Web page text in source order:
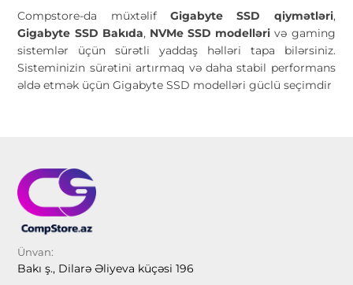
Compstore-da müxtəlif Gigabyte SSD qiymətləri,
Gigabyte SSD Bakıda, NVMe SSD modelləri və gaming
sistemlər üçün sürətli yaddaş həlləri tapa bilərsiniz.
Sisteminizin sürətini artırmaq və daha stabil performans
əldə etmək üçün Gigabyte SSD modelləri güclü seçimdir
Ünvan:
Bakı ş., Dilarə Əliyeva küçəsi 196